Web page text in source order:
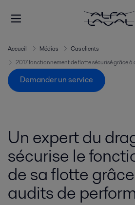
Accueil Médias
Cas clients
2017 fonctionnement de flotte sécurisé grâce à
Demander un service
Un expert du
sécurise le
de sa flotte
audits de